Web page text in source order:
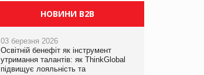
НОВИНИ B2B
03 березня 2026
Освітній бенефіт як інструмент
утримання талантів: як ThinkGlobal
підвищує лояльність та